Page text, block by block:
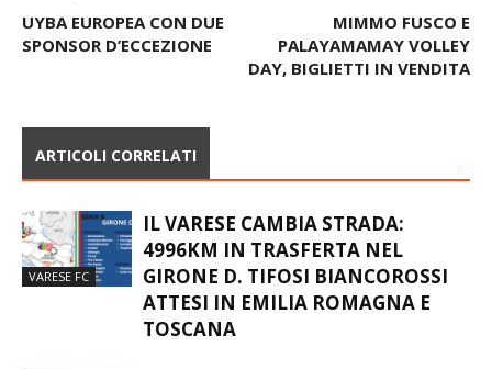
UYBA EUROPEA CON DUE
SPONSOR D’ECCEZIONE
MIMMO FUSCO E
PALAYAMAMAY VOLLEY
DAY, BIGLIETTI IN VENDITA
ARTICOLI CORRELATI
VARESE FC
IL VARESE CAMBIA STRADA:
4996KM IN TRASFERTA NEL
GIRONE D. TIFOSI BIANCOROSSI
ATTESI IN EMILIA ROMAGNA E
TOSCANA